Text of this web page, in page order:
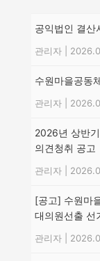
공익법인 결
관리자
수원마을공동
관리자
2026년 상반
의견청취 공고
관리자
[공고] 수원마
대의원선출 선
관리자